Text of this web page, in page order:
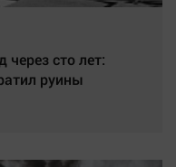
сто лет:
руины